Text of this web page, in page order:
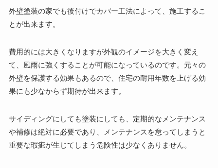
外壁塗装の家でも後付けでカバー工法によって、施工するこ
とが出来ます。
費用的には大きくなりますが外観のイメージを大きく変え
て、風雨に強くすることが可能になっているのです。元々の
外壁を保護する効果もあるので、住宅の耐用年数を上げる効
果にも少なからず期待が出来ます。
サイディングにしても塗装にしても、定期的なメンテナンス
や補修は絶対に必要であり、メンテナンスを怠ってしまうと
重要な瑕疵が生じてしまう危険性は少なくありません。